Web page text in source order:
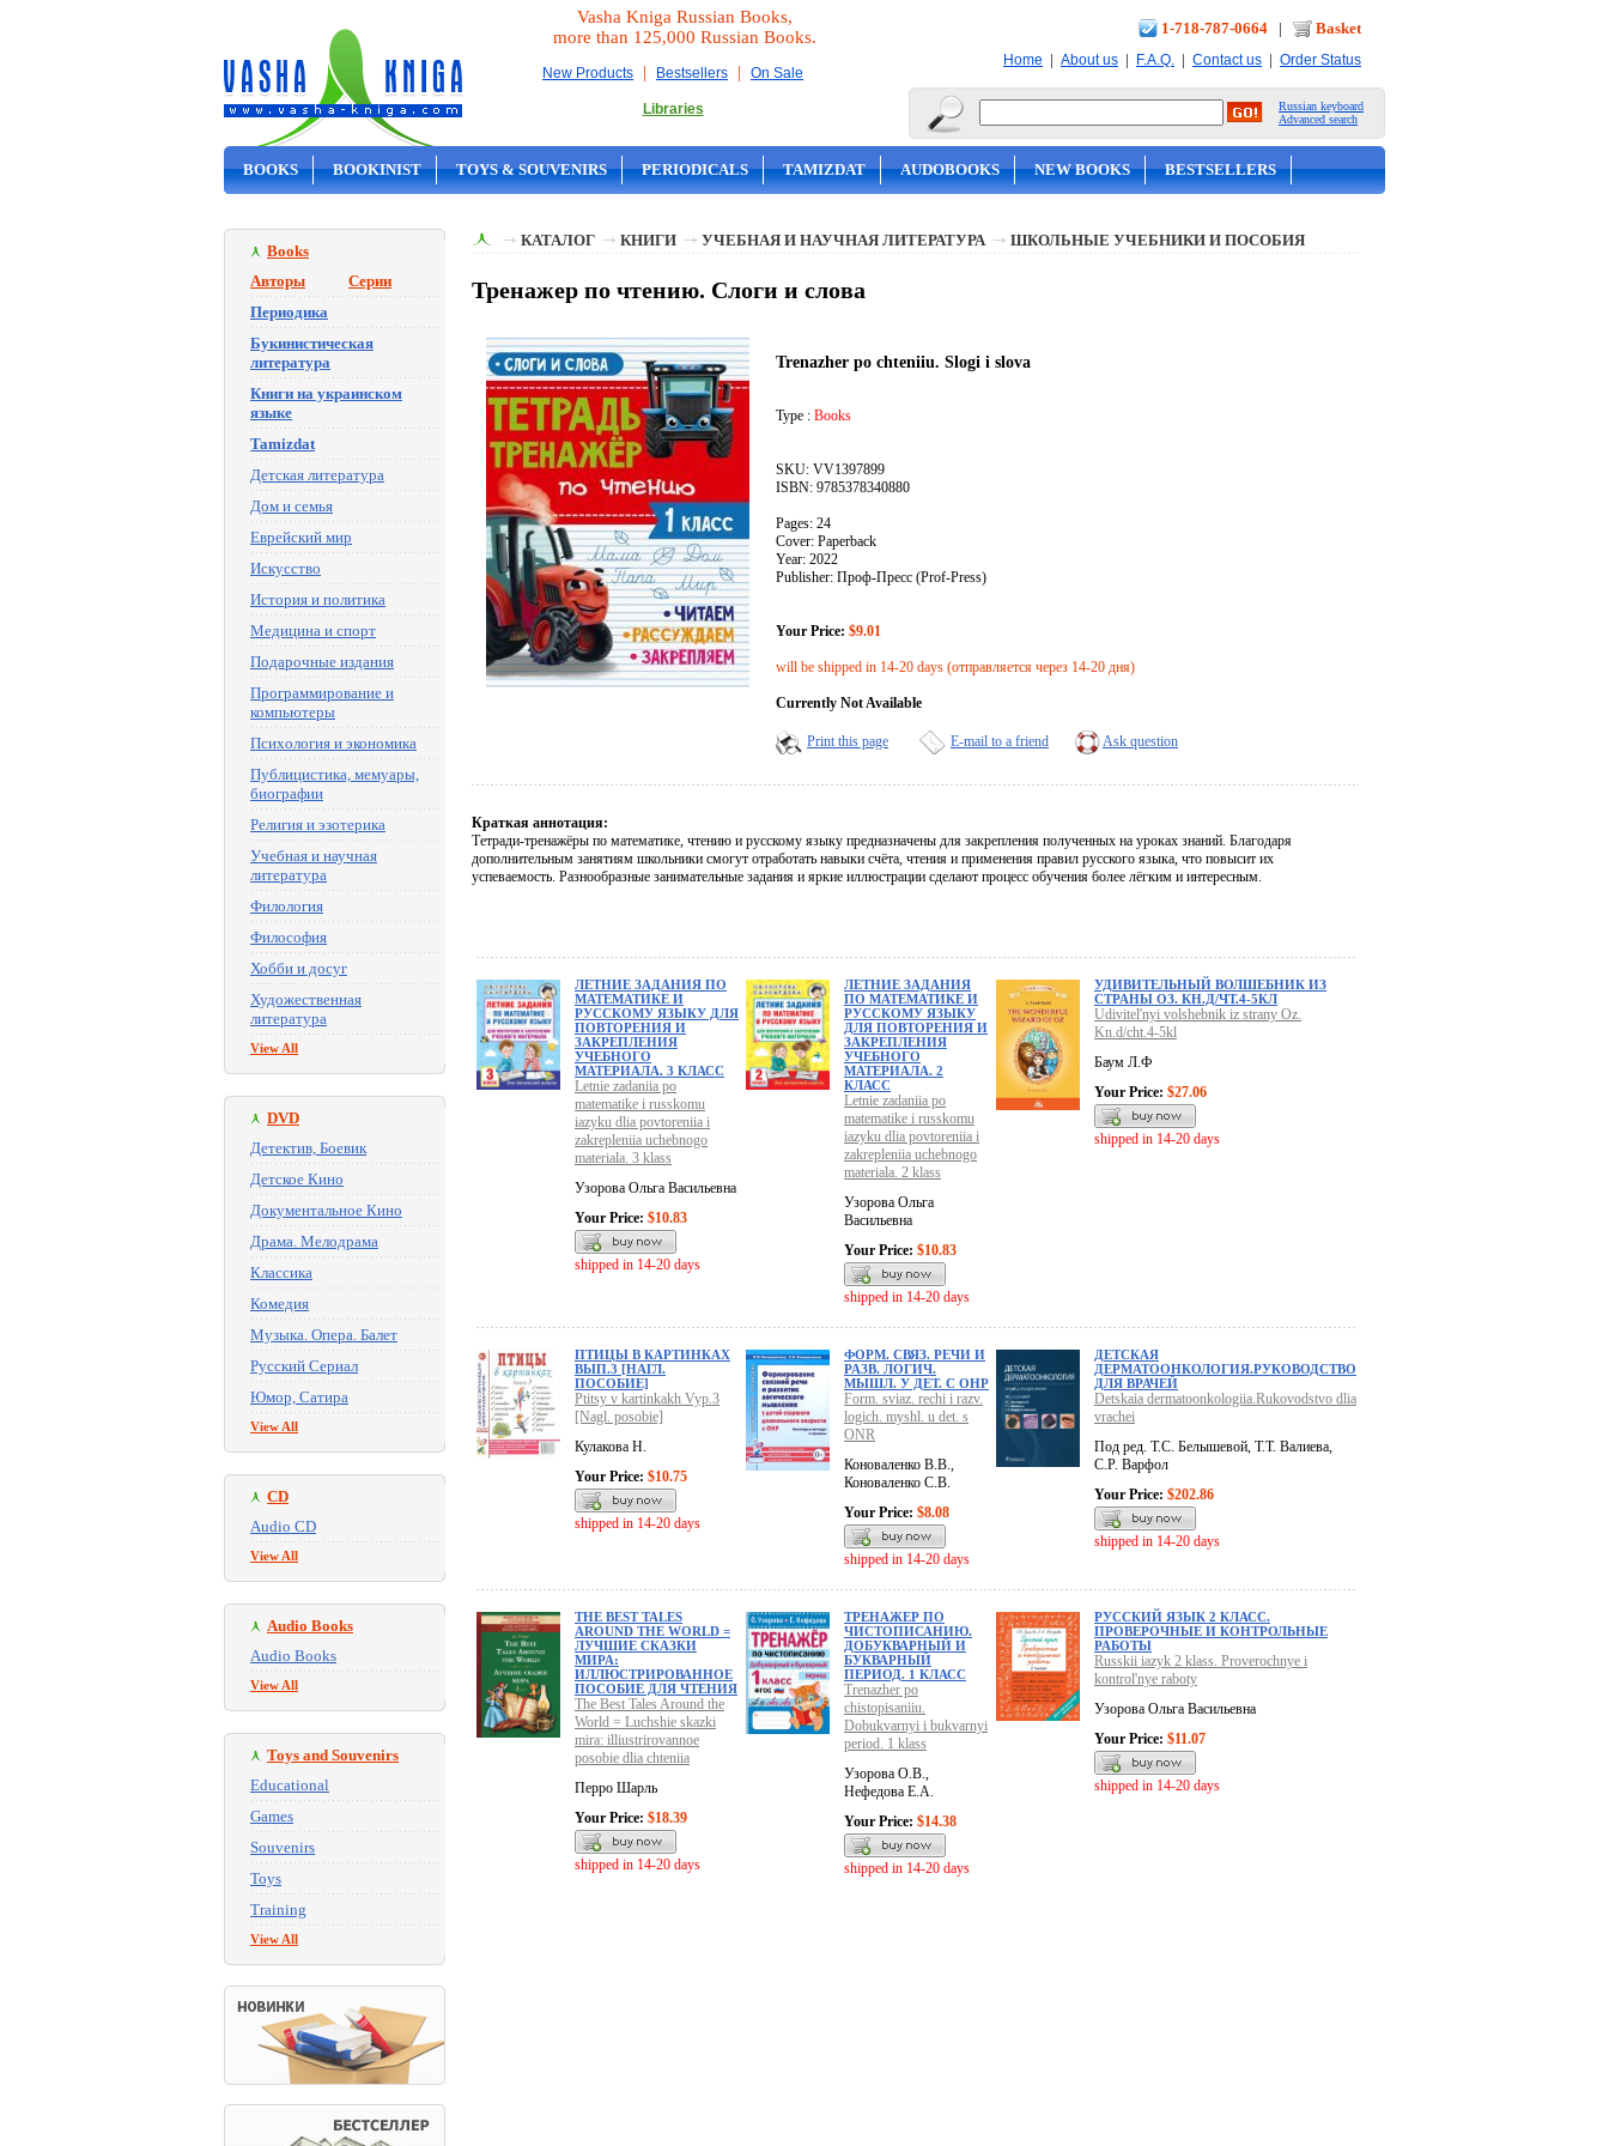
Vasha Kniga Russian Books,
more than 125,000 Russian Books.
New Products | Bestsellers | On Sale
Libraries
1-718-787-0664 | Basket
Home | About us | F.A.Q. | Contact us | Order Status
Russian keyboard
Advanced search
BOOKS BOOKINIST TOYS & SOUVENIRS PERIODICALS TAMIZDAT AUDOBOOKS NEW BOOKS BESTSELLERS
Books
Авторы
Серии
Периодика
Букинистическая
литература
Книги на украинском
языке
Tamizdat
Детская литература
Дом и семья
Еврейский мир
Искусство
История и политика
Медицина и спорт
Подарочные издания
Программирование и
компьютеры
Психология и экономика
Публицистика, мемуары,
биографии
Религия и эзотерика
Учебная и научная
литература
Филология
Философия
Хобби и досуг
Художественная
литература
View All
DVD
Детектив, Боевик
Детское Кино
Документальное Кино
Драма. Мелодрама
Классика
Комедия
Музыка. Опера. Балет
Русский Сериал
Юмор, Сатира
View All
CD
Audio CD
View All
Audio Books
Audio Books
View All
Toys and Souvenirs
Educational
Games
Souvenirs
Toys
Training
View All
КАТАЛОГ КНИГИ УЧЕБНАЯ И НАУЧНАЯ ЛИТЕРАТУРА ШКОЛЬНЫЕ УЧЕБНИКИ И ПОСОБИЯ
Тренажер по чтению. Слоги и слова
Trenazher po chteniiu. Slogi i slova
Type : Books
SKU: VV1397899
ISBN: 9785378340880
Pages: 24
Cover: Paperback
Year: 2022
Publisher: Проф-Пресс (Prof-Press)
Your Price: $9.01
will be shipped in 14-20 days (отправляется через 14-20 дня)
Currently Not Available
Print this page E-mail to a friend Ask question
Краткая аннотация:
Тетради-тренажёры по математике, чтению и русскому языку предназначены для закрепления полученных на уроках знаний. Благодаря
дополнительным занятиям школьники смогут отработать навыки счёта, чтения и применения правил русского языка, что повысит их
успеваемость. Разнообразные занимательные задания и яркие иллюстрации сделают процесс обучения более лёгким и интересным.
ЛЕТНИЕ ЗАДАНИЯ ПО
МАТЕМАТИКЕ И
РУССКОМУ ЯЗЫКУ ДЛЯ
ПОВТОРЕНИЯ И
ЗАКРЕПЛЕНИЯ
УЧЕБНОГО
МАТЕРИАЛА. 3 КЛАСС
Letnie zadaniia po
matematike i russkomu
iazyku dlia povtoreniia i
zakrepleniia uchebnogo
materiala. 3 klass
Узорова Ольга Васильевна
Your Price: $10.83
shipped in 14-20 days
ЛЕТНИЕ ЗАДАНИЯ
ПО МАТЕМАТИКЕ И
РУССКОМУ ЯЗЫКУ
ДЛЯ ПОВТОРЕНИЯ И
ЗАКРЕПЛЕНИЯ
УЧЕБНОГО
МАТЕРИАЛА. 2
КЛАСС
Letnie zadaniia po
matematike i russkomu
iazyku dlia povtoreniia i
zakrepleniia uchebnogo
materiala. 2 klass
Узорова Ольга
Васильевна
Your Price: $10.83
shipped in 14-20 days
УДИВИТЕЛЬНЫЙ ВОЛШЕБНИК ИЗ
СТРАНЫ ОЗ. КН.Д/ЧТ.4-5КЛ
Udivitel'nyi volshebnik iz strany Oz.
Kn.d/cht.4-5kl
Баум Л.Ф
Your Price: $27.06
shipped in 14-20 days
ПТИЦЫ В КАРТИНКАХ
ВЫП.3 [НАГЛ.
ПОСОБИЕ]
Ptitsy v kartinkakh Vyp.3
[Nagl. posobie]
Кулакова Н.
Your Price: $10.75
shipped in 14-20 days
ФОРМ. СВЯЗ. РЕЧИ И
РАЗВ. ЛОГИЧ.
МЫШЛ. У ДЕТ. С ОНР
Form. sviaz. rechi i razv.
logich. myshl. u det. s
ONR
Коноваленко В.В.,
Коноваленко С.В.
Your Price: $8.08
shipped in 14-20 days
ДЕТСКАЯ
ДЕРМАТООНКОЛОГИЯ.РУКОВОДСТВО
ДЛЯ ВРАЧЕЙ
Detskaia dermatoonkologiia.Rukovodstvo dlia
vrachei
Под ред. Т.С. Белышевой, Т.Т. Валиева,
С.Р. Варфол
Your Price: $202.86
shipped in 14-20 days
THE BEST TALES
AROUND THE WORLD =
ЛУЧШИЕ СКАЗКИ
МИРА:
ИЛЛЮСТРИРОВАННОЕ
ПОСОБИЕ ДЛЯ ЧТЕНИЯ
The Best Tales Around the
World = Luchshie skazki
mira: illiustrirovannoe
posobie dlia chteniia
Перро Шарль
Your Price: $18.39
shipped in 14-20 days
ТРЕНАЖЕР ПО
ЧИСТОПИСАНИЮ.
ДОБУКВАРНЫЙ И
БУКВАРНЫЙ
ПЕРИОД. 1 КЛАСС
Trenazher po
chistopisaniiu.
Dobukvarnyi i bukvarnyi
period. 1 klass
Узорова О.В.,
Нефедова Е.А.
Your Price: $14.38
shipped in 14-20 days
РУССКИЙ ЯЗЫК 2 КЛАСС.
ПРОВЕРОЧНЫЕ И КОНТРОЛЬНЫЕ
РАБОТЫ
Russkii iazyk 2 klass. Proverochnye i
kontrol'nye raboty
Узорова Ольга Васильевна
Your Price: $11.07
shipped in 14-20 days